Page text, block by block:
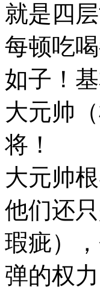
就是四
每顿吃
如子！
大元帅
将！
大元帅
他们还
瑕疵）
弹的权力